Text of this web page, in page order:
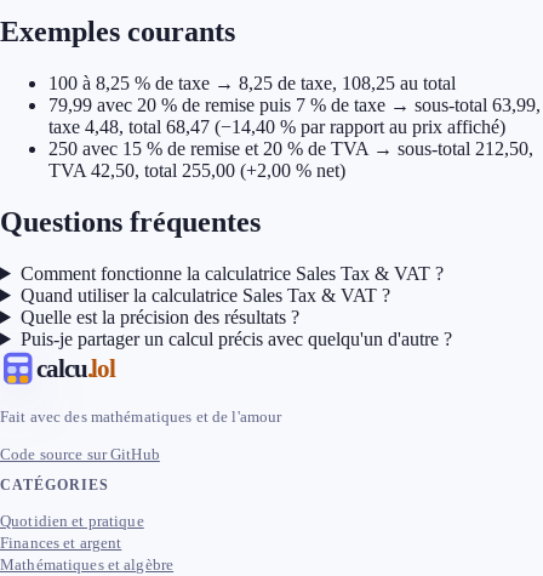
Exemples courants
100 à 8,25 % de taxe → 8,25 de taxe, 108,25 au total
79,99 avec 20 % de remise puis 7 % de taxe → sous-total 63,99,
taxe 4,48, total 68,47 (−14,40 % par rapport au prix affiché)
250 avec 15 % de remise et 20 % de TVA → sous-total 212,50,
TVA 42,50, total 255,00 (+2,00 % net)
Questions fréquentes
Comment fonctionne la calculatrice Sales Tax & VAT ?
Quand utiliser la calculatrice Sales Tax & VAT ?
Quelle est la précision des résultats ?
Puis-je partager un calcul précis avec quelqu'un d'autre ?
calcu.lol
Fait avec des mathématiques et de l'amour
Code source sur GitHub
CATÉGORIES
Quotidien et pratique
Finances et argent
Mathématiques et algèbre